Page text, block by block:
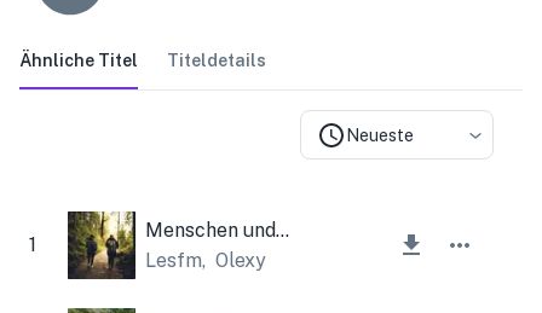
Ähnliche Titel Titeldetails
Neueste
1
Menschen und Bäume
Lesfm, Olexy